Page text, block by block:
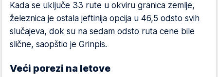
Kada se uključe 33 rute u okviru granica zemlje,
železnica je ostala jeftinija opcija u 46,5 odsto svih
slučajeva, dok su na sedam odsto ruta cene bile
slične, saopštio je Grinpis.
Veći porezi na letove